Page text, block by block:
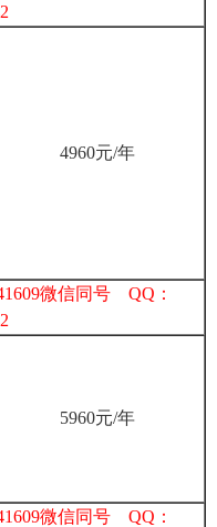
4960元/年
微信同号 QQ：
5960元/年
微信同号 QQ：